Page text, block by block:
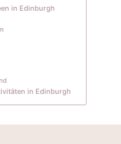
in Edinburgh
in Edinburgh